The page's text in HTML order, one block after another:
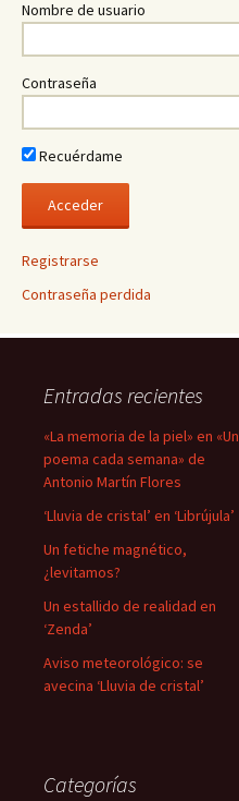
Nombre de usuario
Contraseña
Recuérdame
Registrarse
Contraseña perdida
Entradas recientes
«La memoria de la piel» en «Un
poema cada semana» de
Antonio Martín Flores
‘Lluvia de cristal’ en ‘Librújula’
Un fetiche magnético,
¿levitamos?
Un estallido de realidad en
‘Zenda’
Aviso meteorológico: se
avecina ‘Lluvia de cristal’
Categorías